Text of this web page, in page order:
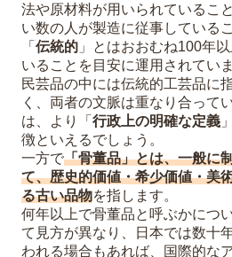
法や原材料が用いられているこ
い数の人が製造に従事している
「 伝統的 」とはおおむね100年
いることを目安に運用されていま
民芸品の中には伝統的工芸品に
く、両者の文脈は重なり合って
は、より「 行政上の明確な定義
徴といえるでしょう。
一方で「骨董品」とは、一般に
て、歴史的価値・希少価値・美
る古い品物を指します。
何年以上で骨董品と呼ぶかにつ
て見方が異なり、日本では数十
われる場合もあれば、国際的な